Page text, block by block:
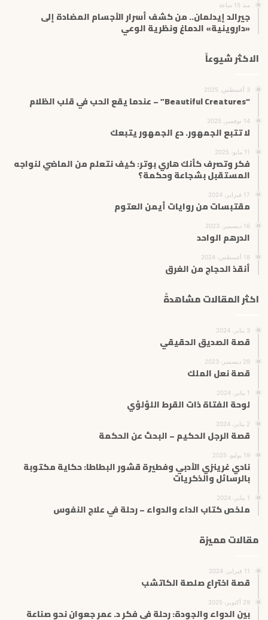
منذ 15 ساعة
جيرالد إيدلمان.. من كشف أسرار الأجسام المضادة إلى
«داروينية» الدماغ ونظرية الوعي
الاكثر شيوعاً
3 أغسطس، 2025
“Beautiful Creatures” – عندما يقع الحب في قلب الظلام
14 نوفمبر، 2025
لا تتبع الجمهور. دع الجمهور يتبعك
11 مايو، 2025
فكر وتصرف كأنك هاري بوتر: كيف نتعلم من الماضي لنواجه
المستقبل بشجاعة وحكمة؟
17 فبراير، 2024
مقتبسات من روايات أيمن العتوم
16 ديسمبر، 2023
الدرهم الواحد
18 أغسطس، 2024
أنقذ الحجاج من الغرق
اكثر المقالات مشاهدةً
3 يناير، 2024
قصة الصديق الحقيقي
29 ديسمبر، 2023
قصة نعل الملك
1 يناير، 2024
لوحة الفتاة ذات القرط اللؤلؤي
2 يناير، 2024
قصة الرجل الحكيم – البحث عن الحكمة
19 يوليو، 2025
نادي غرينزي الأدبي وفطيرة قشور البطاطا: حكاية مكتوبة
بالرسائل والذكريات
1 يناير، 2024
ملخص كتاب الداء والدواء – رحلة في علاج النفوس
مقالات مميزة
11 فبراير، 2024
قصة اختراع صلصة الكاتشب
29 أكتوبر، 2025
بين الدواء والجودة: رحلة في فكر د. عمر جعوان نحو صناعة